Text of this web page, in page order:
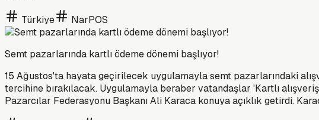
Türkiye NarPOS
Semt pazarlarında kartlı ödeme dönemi başlıyor!
15 Ağustos'ta hayata geçirilecek uygulamayla semt pazarlarındaki
tercihine bırakılacak. Uygulamayla beraber vatandaşlar 'Kartlı
Pazarcılar Federasyonu Başkanı Ali Karaca konuya açıklık getirdi.